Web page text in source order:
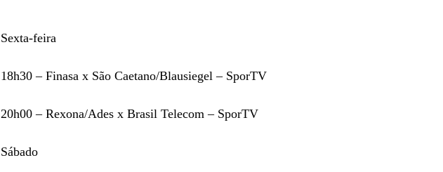
Sexta-feira
18h30 – Finasa x São Caetano/Blausiegel – SporTV
20h00 – Rexona/Ades x Brasil Telecom – SporTV
Sábado